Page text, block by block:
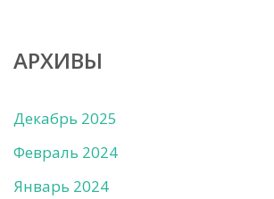
АРХИВЫ
Декабрь 2025
Февраль 2024
Январь 2024